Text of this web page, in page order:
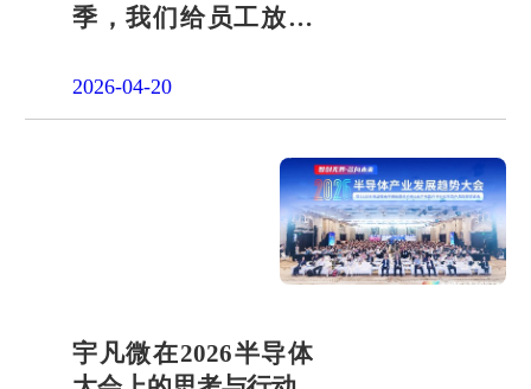
季，我们给员工放了
2026-04-20
宇凡微在2026半导体